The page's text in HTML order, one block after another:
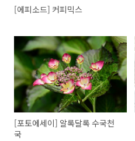
[에피소드] 커피믹스
[포토에세이] 알록달록 수국천
국